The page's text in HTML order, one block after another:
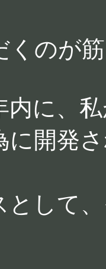
くのが
内に、
に開発
として